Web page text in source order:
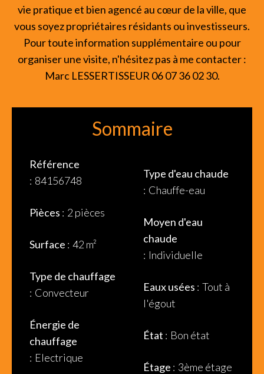
vie pratique et bien agencé au cœur de la ville, que
vous soyez propriétaires résidants ou investisseurs.
Pour toute information supplémentaire ou pour
organiser une visite, n'hésitez pas à me contacter :
Marc LESSERTISSEUR 06 07 36 02 30.
Sommaire
Référence
84156748
Pièces 2 pièces
Surface 42 m²
Type de chauffage
Convecteur
Énergie de
chauffage
Electrique
Type d'eau chaude
Chauffe-eau
Moyen d'eau
chaude
Individuelle
Eaux usées Tout à
l'égout
État Bon état
Étage
3ème étage